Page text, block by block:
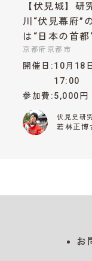
【伏見城】研
川“伏見幕府”
は“日本の首都
京都府京都市
開催日
10月18
17:00
参加費 5,000円
伏見史研
若林正博
お